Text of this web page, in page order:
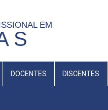
EM
S
DOCENTES DISCENTES